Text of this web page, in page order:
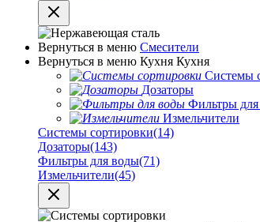
Вернуться в меню Смесители
Вернуться в меню Кухня Кухня
Системы
Дозаторы
Фильтры
Измельчители
Системы сортировки(14)
Дозаторы(143)
Фильтры для воды(71)
Измельчители(45)